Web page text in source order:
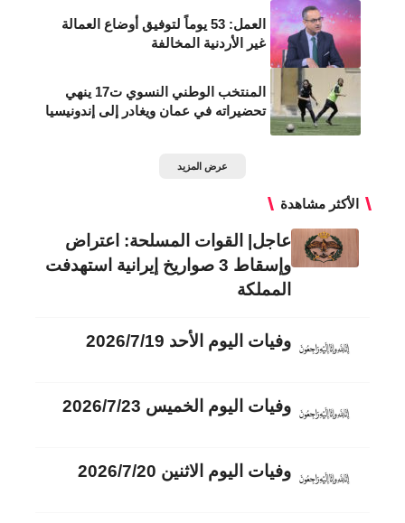
العمل: 53 يوماً لتوفيق أوضاع العمالة
غير الأردنية المخالفة
المنتخب الوطني النسوي ت17 ينهي
تحضيراته في عمان ويغادر إلى إندونيسيا
عرض المزيد
الأكثر مشاهدة
عاجل| القوات المسلحة: اعتراض
وإسقاط 3 صواريخ إيرانية استهدفت
المملكة
وفيات اليوم الأحد 2026/7/19
وفيات اليوم الخميس 2026/7/23
وفيات اليوم الاثنين 2026/7/20